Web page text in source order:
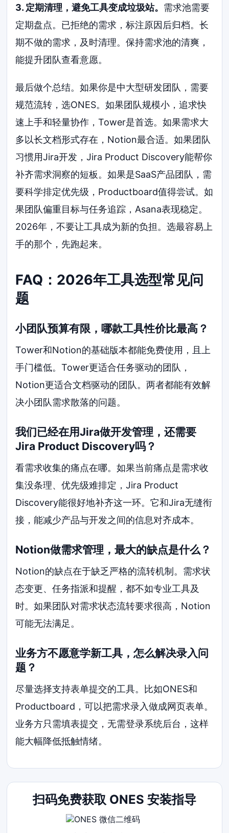
3. 定期清理，避免工具变成垃圾站。 需求池需要
定期盘点。已拒绝的需求，标注原因后归档。长
期不做的需求，及时清理。保持需求池的清爽，
能提升团队查看意愿。
最后做个总结。如果你是中大型研发团队，需要
规范流转，选ONES。如果团队规模小，追求快
速上手和轻量协作，Tower是首选。如果需求大
多以长文档形式存在，Notion最合适。如果团队
习惯用Jira开发，Jira Product Discovery能帮你
补齐需求洞察的短板。如果是SaaS产品团队，需
要科学排定优先级，Productboard值得尝试。如
果团队偏重目标与任务追踪，Asana表现稳定。
2026年，不要让工具成为新的负担。选最容易上
手的那个，先跑起来。
FAQ：2026年工具选型常见问
题
小团队预算有限，哪款工具性价比最高？
Tower和Notion的基础版本都能免费使用，且上
手门槛低。Tower更适合任务驱动的团队，
Notion更适合文档驱动的团队。两者都能有效解
决小团队需求散落的问题。
我们已经在用Jira做开发管理，还需要
Jira Product Discovery吗？
看需求收集的痛点在哪。如果当前痛点是需求收
集没条理、优先级难排定，Jira Product
Discovery能很好地补齐这一环。它和Jira无缝衔
接，能减少产品与开发之间的信息对齐成本。
Notion做需求管理，最大的缺点是什么？
Notion的缺点在于缺乏严格的流转机制。需求状
态变更、任务指派和提醒，都不如专业工具及
时。如果团队对需求状态流转要求很高，Notion
可能无法满足。
业务方不愿意学新工具，怎么解决录入问
题？
尽量选择支持表单提交的工具。比如ONES和
Productboard，可以把需求录入做成网页表单。
业务方只需填表提交，无需登录系统后台，这样
能大幅降低抵触情绪。
扫码免费获取 ONES 安装指导